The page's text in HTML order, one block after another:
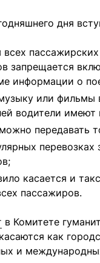
дня
всех
запрещается
информации о
или фильмы
водители имеют
передавать
касается и
пассажиров.
в Комитете
как
и